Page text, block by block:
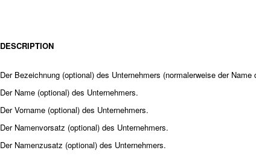
DESCRIPTION
Der Bezeichnung (optional) des Unternehmers (normalerweise der
Der Name (optional) des Unternehmers.
Der Vorname (optional) des Unternehmers.
Der Namenvorsatz (optional) des Unternehmers.
Der Namenzusatz (optional) des Unternehmers.